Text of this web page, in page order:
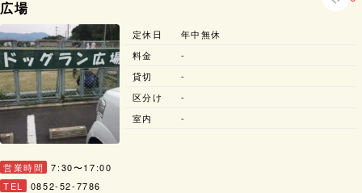
広場
営業時間
7:30〜17:00
TEL
0852-52-7786
定休日
年中無休
料金
-
貸切
-
区分け
-
室内
-